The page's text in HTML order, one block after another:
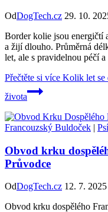
OdDogTech.cz 29. 10.
Border kolie jsou energičtí
a žijí dlouho. Průměrná
let, ale s pravidelnou péčí
Přečtěte si více Kolik let se
života
Francouzský Buldoček |
Obvod krku
Průvodce
OdDogTech.cz 12. 7. 2025
Obvod krku dospělého